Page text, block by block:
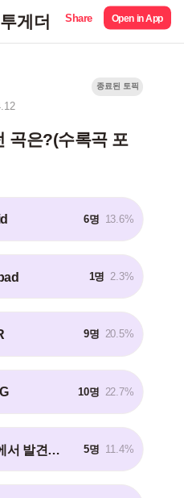
게더 Share Open in App
종료된 토픽
곡은?(수록곡 포
6명 13.6%
1명 2.3%
9명 20.5%
10명 22.7%
5명 11.4%